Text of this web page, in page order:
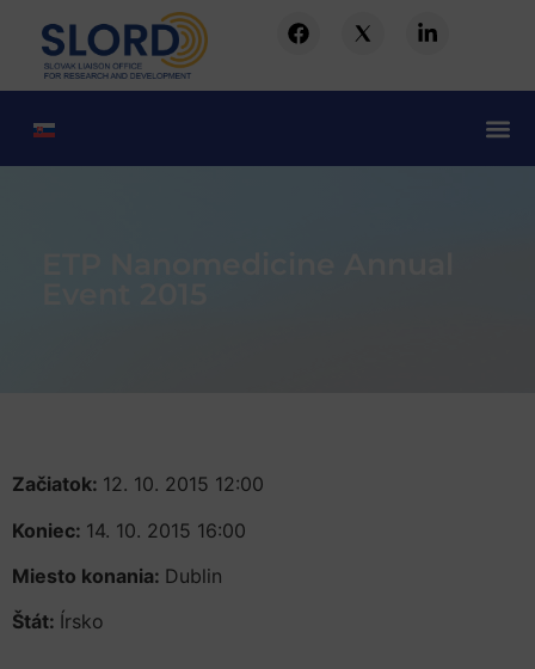
Začiatok: 12. 10. 2015 12:00
Koniec: 14. 10. 2015 16:00
Miesto konania: Dublin
Štát: Írsko